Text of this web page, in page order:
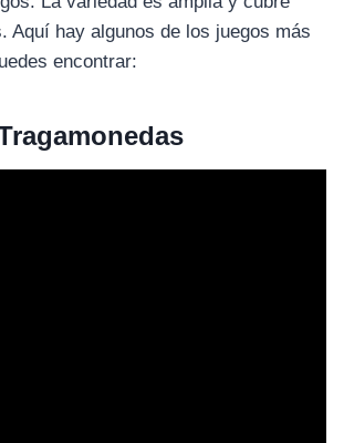
Aquí hay algunos de los juegos más
encontrar: